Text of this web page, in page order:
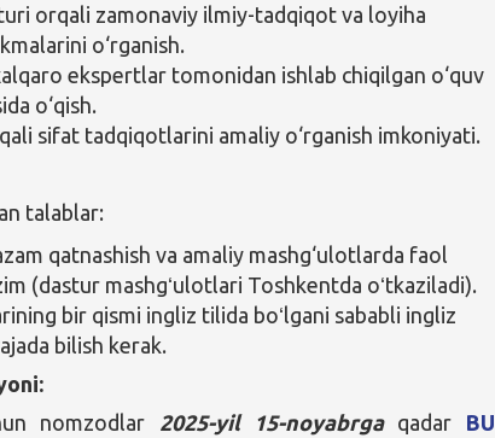
orqali zamonaviy ilmiy-tadqiqot va loyiha
o‘rganish.
ekspertlar tomonidan ishlab chiqilgan o‘quv
o‘qish.
sifat tadqiqotlarini amaliy o‘rganish imkoniyati.
talablar:
qatnashish va amaliy mashg‘ulotlarda faol
(dastur mashgʻulotlari Toshkentda oʻtkaziladi).
bir qismi ingliz tilida boʻlgani sababli ingliz
bilish kerak.
nomzodlar 2025-yil 15-noyabrgaqadar BU